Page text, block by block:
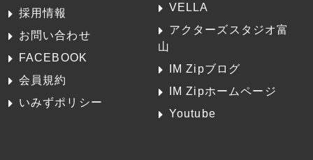
採用情報
お問い合わせ
FACEBOOK
会員規約
いみずポリシー
VELLA
アクターズスタジオ富
山
IM Zipブログ
IM Zipホームページ
Youtube